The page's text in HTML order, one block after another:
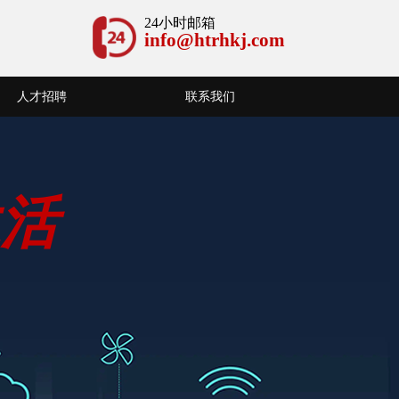
24小时邮箱
info@htrhkj.com
人才招聘 联系我们